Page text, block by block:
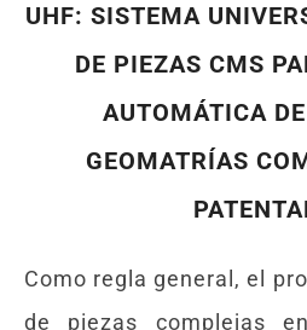
UHF: SISTEMA
DE PIEZAS CMS
AUTOMÁTICA
GEOMATRÍAS
Como regla general, el
de piezas complejas